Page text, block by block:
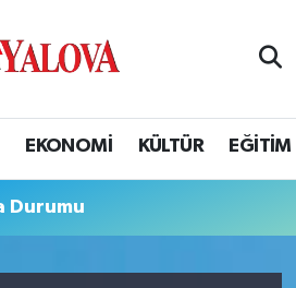
EKONOMİ KÜLTÜR EĞİTİM
Durumu